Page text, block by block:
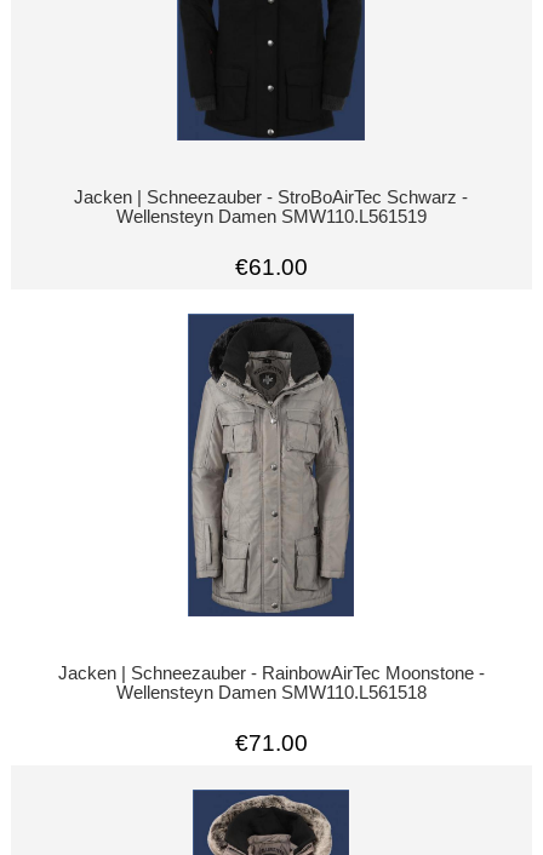
Jacken | Schneezauber - StroBoAirTec Schwarz -
Wellensteyn Damen SMW110.L561519
€61.00
Jacken | Schneezauber - RainbowAirTec Moonstone -
Wellensteyn Damen SMW110.L561518
€71.00